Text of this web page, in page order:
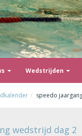
Wedstrijden
speedo
wedstrijd dag 2